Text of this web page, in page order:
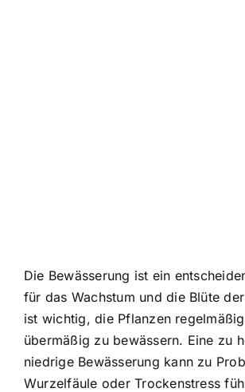
Die Bewässerung ist ein
für das Wachstum und die Blüte
ist wichtig, die Pflanzen
übermäßig zu bewässern. Eine zu
niedrige Bewässerung kann zu
Wurzelfäule oder Trockenstress